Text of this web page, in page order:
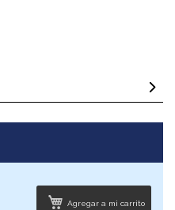
Agregar a mi carrito